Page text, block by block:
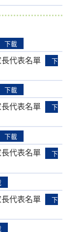
下載
代表名單
下
下載
代表名單
下
下載
代表名單
下
代表名單
下